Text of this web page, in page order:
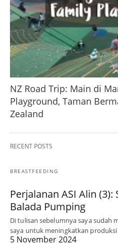
NZ Road Trip: Main di
Playground, Taman
Zealand
RECENT POSTS
BREASTFEEDING
Perjalanan ASI Alin
Balada Pumping
Di tulisan sebelumnya saya sudah
saya untuk meningkatkan produksi
5 November 2024